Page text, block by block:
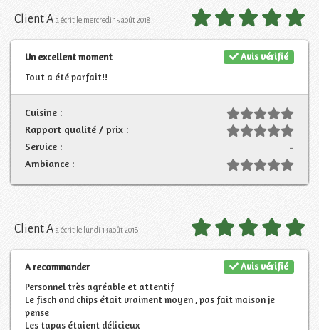
Client A a écrit le mercredi 15 août 2018
Avis vérifié
Un excellent moment
Tout a été parfait!!
Cuisine :
Rapport qualité / prix :
-
Service :
Ambiance :
Client A a écrit le lundi 13 août 2018
Avis vérifié
A recommander
Personnel très agréable et attentif
Le fisch and chips était vraiment moyen , pas fait maison je
pense
Les tapas étaient délicieux